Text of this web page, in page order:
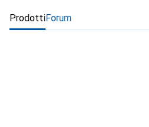
ProdottiForum